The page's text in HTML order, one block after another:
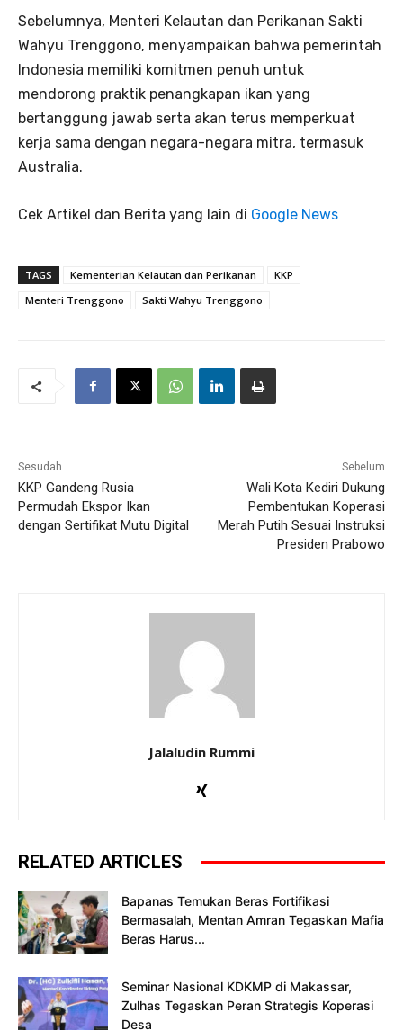
Sebelumnya, Menteri Kelautan dan Perikanan Sakti
Wahyu Trenggono, menyampaikan bahwa pemerintah
Indonesia memiliki komitmen penuh untuk
mendorong praktik penangkapan ikan yang
bertanggung jawab serta akan terus memperkuat
kerja sama dengan negara-negara mitra, termasuk
Australia.
Cek Artikel dan Berita yang lain di Google News
TAGS Kementerian Kelautan dan Perikanan
KKP
Menteri Trenggono
Sakti Wahyu Trenggono
Sesudah
KKP Gandeng Rusia
Permudah Ekspor Ikan
dengan Sertifikat Mutu Digital
Sebelum
Wali Kota Kediri Dukung
Pembentukan Koperasi
Merah Putih Sesuai Instruksi
Presiden Prabowo
Jalaludin Rummi
RELATED ARTICLES
Bapanas Temukan Beras Fortifikasi
Bermasalah, Mentan Amran Tegaskan Mafia
Beras Harus...
Seminar Nasional KDKMP di Makassar,
Zulhas Tegaskan Peran Strategis Koperasi
Desa